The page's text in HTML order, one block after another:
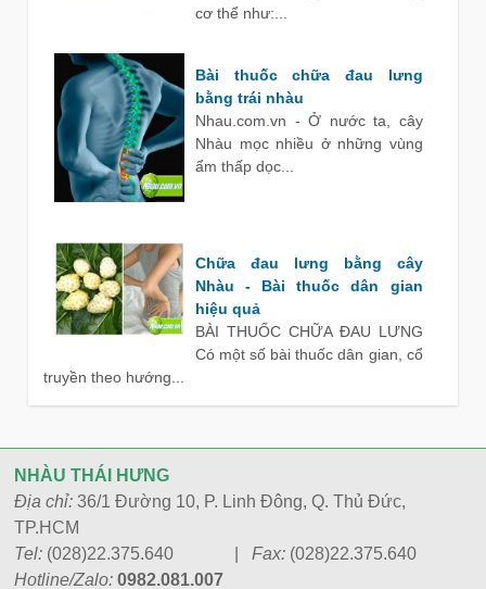
cơ thể như:...
Bài thuốc chữa đau lưng
bằng trái nhàu
Nhau.com.vn - Ở nước ta, cây
Nhàu mọc nhiều ở những vùng
ẩm thấp dọc...
Chữa đau lưng bằng cây
Nhàu - Bài thuốc dân gian
hiệu quả
BÀI THUỐC CHỮA ĐAU LƯNG
Có một số bài thuốc dân gian, cổ
truyền theo hướng...
NHÀU THÁI HƯNG
Địa chỉ: 36/1 Đường 10, P. Linh Đông, Q. Thủ Đức,
TP.HCM
Tel: (028)22.375.640 | Fax: (028)22.375.640
Hotline/Zalo: 0982.081.007